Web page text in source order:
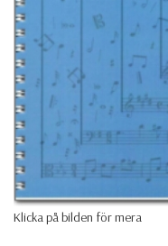
Klicka på bilden för mera